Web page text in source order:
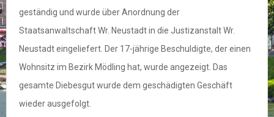
geständig und wurde über Anordnung der
Staatsanwaltschaft Wr. Neustadt in die Justizanstalt Wr.
Neustadt eingeliefert. Der 17-jährige Beschuldigte, der einen
Wohnsitz im Bezirk Mödling hat, wurde angezeigt. Das
gesamte Diebesgut wurde dem geschädigten Geschäft
wieder ausgefolgt.